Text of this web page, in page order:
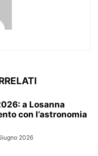
a Losanna
con l’astronomia
2026